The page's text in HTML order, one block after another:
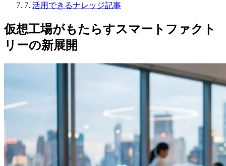
7. 活用できるナレッジ記事
仮想工場がもたらすスマートファクト
リーの新展開